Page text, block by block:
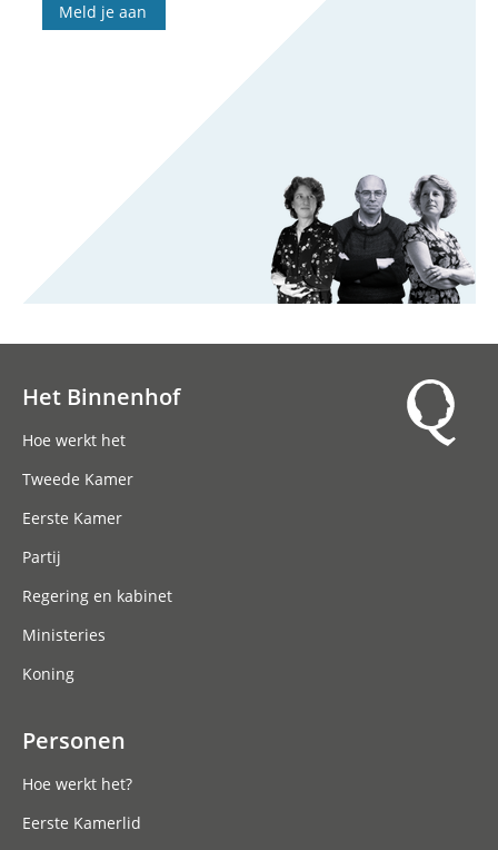
Meld je aan
Het Binnenhof
Hoe werkt het
Tweede Kamer
Eerste Kamer
Partij
Regering en kabinet
Ministeries
Koning
Personen
Hoe werkt het?
Eerste Kamerlid